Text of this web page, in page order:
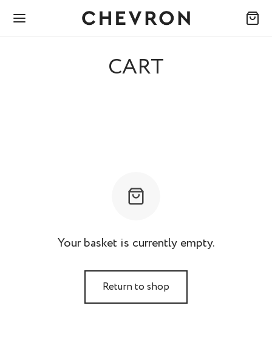
CART
Your basket is currently empty.
Return to shop